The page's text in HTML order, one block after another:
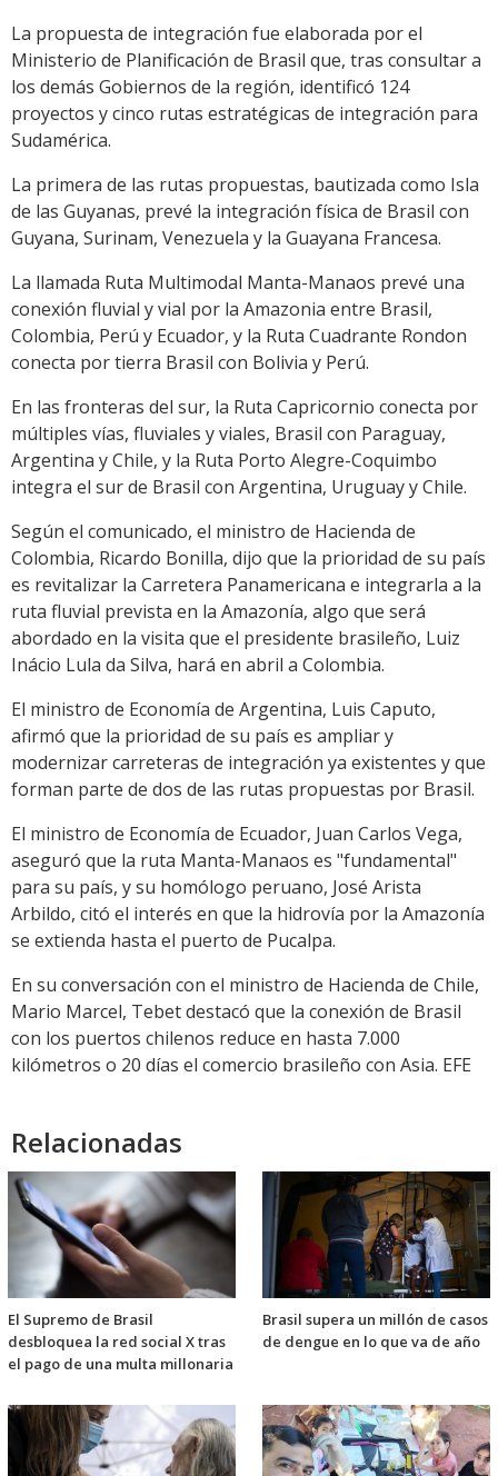
La propuesta de integración fue elaborada por el
Ministerio de Planificación de Brasil que, tras consultar a
los demás Gobiernos de la región, identificó 124
proyectos y cinco rutas estratégicas de integración para
Sudamérica.
La primera de las rutas propuestas, bautizada como Isla
de las Guyanas, prevé la integración física de Brasil con
Guyana, Surinam, Venezuela y la Guayana Francesa.
La llamada Ruta Multimodal Manta-Manaos prevé una
conexión fluvial y vial por la Amazonia entre Brasil,
Colombia, Perú y Ecuador, y la Ruta Cuadrante Rondon
conecta por tierra Brasil con Bolivia y Perú.
En las fronteras del sur, la Ruta Capricornio conecta por
múltiples vías, fluviales y viales, Brasil con Paraguay,
Argentina y Chile, y la Ruta Porto Alegre-Coquimbo
integra el sur de Brasil con Argentina, Uruguay y Chile.
Según el comunicado, el ministro de Hacienda de
Colombia, Ricardo Bonilla, dijo que la prioridad de su país
es revitalizar la Carretera Panamericana e integrarla a la
ruta fluvial prevista en la Amazonía, algo que será
abordado en la visita que el presidente brasileño, Luiz
Inácio Lula da Silva, hará en abril a Colombia.
El ministro de Economía de Argentina, Luis Caputo,
afirmó que la prioridad de su país es ampliar y
modernizar carreteras de integración ya existentes y que
forman parte de dos de las rutas propuestas por Brasil.
El ministro de Economía de Ecuador, Juan Carlos Vega,
aseguró que la ruta Manta-Manaos es "fundamental"
para su país, y su homólogo peruano, José Arista
Arbildo, citó el interés en que la hidrovía por la Amazonía
se extienda hasta el puerto de Pucalpa.
En su conversación con el ministro de Hacienda de Chile,
Mario Marcel, Tebet destacó que la conexión de Brasil
con los puertos chilenos reduce en hasta 7.000
kilómetros o 20 días el comercio brasileño con Asia. EFE
Relacionadas
El Supremo de Brasil
desbloquea la red social X tras
el pago de una multa millonaria
Brasil supera un millón de casos
de dengue en lo que va de año